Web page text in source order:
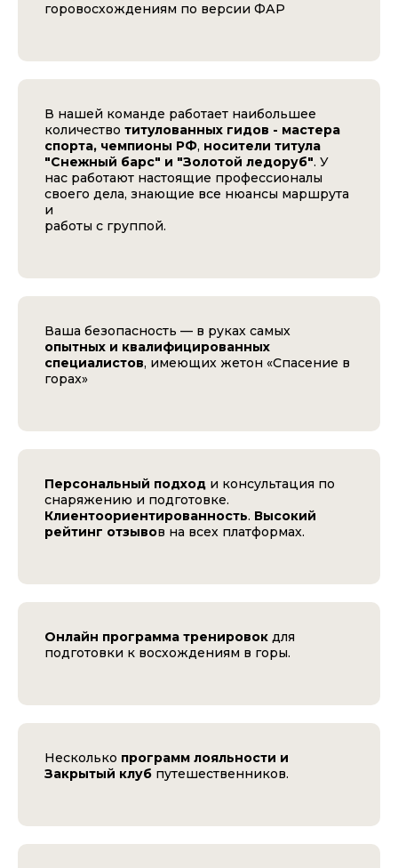
горовосхождениям по версии ФАР
В нашей команде работает наибольшее
количество титулованных гидов - мастера
спорта, чемпионы РФ, носители титула
"Снежный барс" и "Золотой ледоруб". У
нас работают настоящие профессионалы
своего дела, знающие все нюансы маршрута
и
работы с группой.
Ваша безопасность — в руках самых
опытных и квалифицированных
специалистов, имеющих жетон «Спасение в
горах»
Персональный подход и консультация по
снаряжению и подготовке.
Клиентоориентированность. Высокий
рейтинг отзывов на всех платформах.
Онлайн программа тренировок для
подготовки к восхождениям в горы.
Несколько программ лояльности и
Закрытый клуб путешественников.